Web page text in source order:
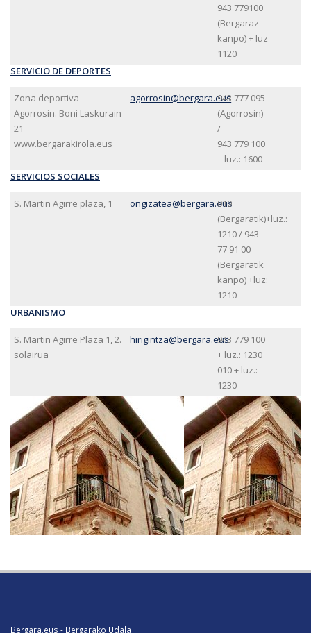
943 779100
(Bergaraz
kanpo) + luz
1120
SERVICIO DE DEPORTES
Zona deportiva
Agorrosin. Boni Laskurain
21
www.bergarakirola.eus
agorrosin@bergara.eus943 777 095
(Agorrosin)
/
943 779 100
– luz.: 1600
SERVICIOS SOCIALES
S. Martin Agirre plaza, 1 ongizatea@bergara.eus
010
(Bergaratik)+luz.:
1210 / 943
77 91 00
(Bergaratik
kanpo) +luz:
1210
URBANISMO
S. Martin Agirre Plaza 1, 2.
solairua
hirigintza@bergara.eus943 779 100
+ luz.: 1230
010 + luz.:
1230
Bergara.eus - Bergarako Udala